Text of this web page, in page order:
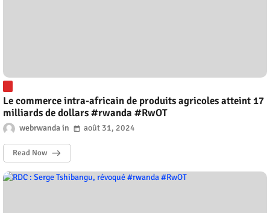
Le commerce intra-africain de produits agricoles atteint 17
milliards de dollars #rwanda #RwOT
webrwanda août 31, 2024
Read Now